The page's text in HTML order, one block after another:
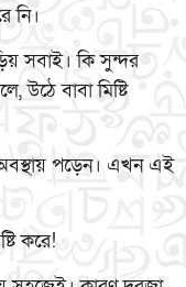
নি।
সবাই। কি সুন্দর
উঠে বাবা মিষ্টি
পড়েন। এখন এই
করে!